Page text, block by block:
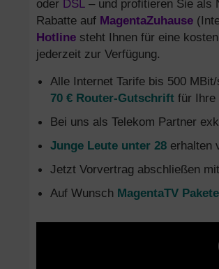
oder DSL – und profitieren Sie als
Rabatte auf MagentaZuhause
Hotline steht Ihnen für eine
jederzeit zur Verfügung.
Alle Internet Tarife bis 500 MBit/
70 € Router-Gutschrift für Ihre
Bei uns als Telekom Partner
Junge Leute unter 28 erhalten
Jetzt Vorvertrag abschließen mit
Auf Wunsch MagentaTV